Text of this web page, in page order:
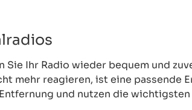
Sie Ihr Radio wieder bequem und
mehr reagieren, ist eine passende
und nutzen die